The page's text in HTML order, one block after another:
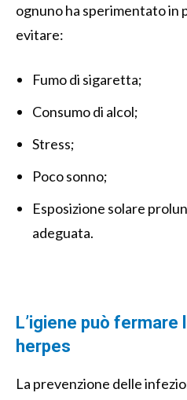
ognuno ha sperimentato in
evitare:
Fumo di sigaretta;
Consumo di alcol;
Stress;
Poco sonno;
Esposizione solare
adeguata.
L’igiene può fermare
herpes
La prevenzione delle